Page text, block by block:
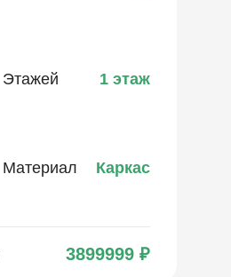
Этажей 1 этаж
Материал Каркас
3899999 ₽